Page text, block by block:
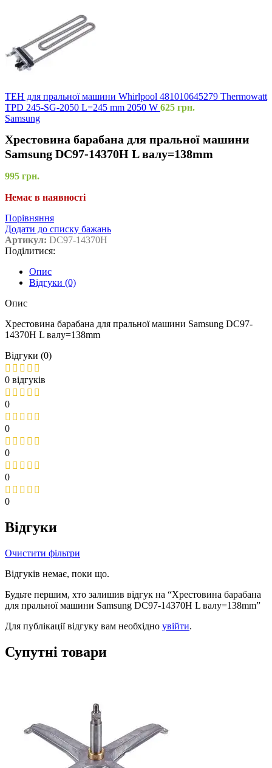
ТЕН для пральної машини Whirlpool 481010645279 Thermowatt
TPD 245-SG-2050 L=245 mm 2050 W 625 грн.
Samsung
Хрестовина барабана для пральної машини
Samsung DC97-14370H L валу=138mm
995 грн.
Немає в наявності
Порівняння
Додати до списку бажань
Артикул: DC97-14370H
Поділитися:
Опис
Відгуки (0)
Опис
Хрестовина барабана для пральної машини Samsung DC97-
14370H L валу=138mm
Відгуки (0)
0 відгуків
0
0
0
0
0
Відгуки
Очистити фільтри
Відгуків немає, поки що.
Будьте першим, хто залишив відгук на “Хрестовина барабана
для пральної машини Samsung DC97-14370H L валу=138mm”
Для публікації відгуку вам необхідно увійти.
Супутні товари